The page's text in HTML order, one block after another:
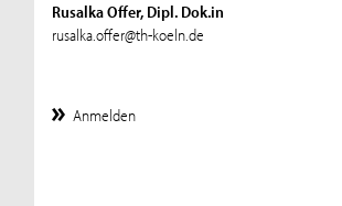
Rusalka Offer, Dipl. Dok.in
rusalka.offer@th-koeln.de
Anmelden